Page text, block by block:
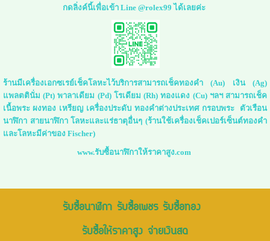
กดลิ่งค์นี้เพื่อเข้า Line @rolex99 ได้เลยค่ะ
ร้านมีเครื่องเอกซเรย์เช็คโลหะไว้บริการสามารถเช็คทองคำ (Au) เงิน (Ag)
แพลตตินั่ม (Pt) พาลาเดียม (Pd) โรเดียม (Rh) ทองแดง (Cu) ฯลฯ สามารถเช็ค
เนื้อพระ ผงทอง เหรียญ เครื่องประดับ ทองคำต่างประเทศ กรอบพระ ตัวเรือน
นาฬิกา สายนาฬิกา โลหะและแร่ธาตุอื่นๆ (ร้านใช้เครื่องเช็คเปอร์เซ็นต์ทองคำ
และโลหะมีค่าของ Fischer)
www.รับซื้อนาฬิกาให้ราคาสูง.com
รับซื้อนาฬิกา รับซื้อเพชร รับซื้อทอง
รับซื้อให้ราคาสูง จ่ายเงินสด